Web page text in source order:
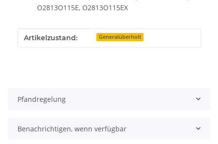
O2813O115E, O2813O115EX
Produkteigenschaft
Wert
Artikelzustand: Generalüberholt
Pfandregelung
Benachrichtigen, wenn verfügbar